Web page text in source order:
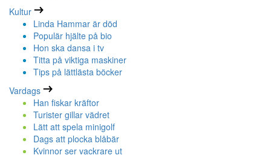
Kultur
Linda Hammar är död
Populär hjälte på bio
Hon ska dansa i tv
Titta på viktiga maskiner
Tips på lättlästa böcker
Vardags
Han fiskar kräftor
Turister gillar vädret
Lätt att spela minigolf
Dags att plocka blåbär
Kvinnor ser vackrare ut